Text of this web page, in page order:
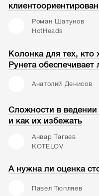
Роман Шатунов
HotHeads
Колонка для тех, кто
Рунета
Анатолий Денисов
Сложности в ведении
и как их избежать
Анвар Тагаев
KOTELOV
А нужна ли оценка
Павел Тюпляев